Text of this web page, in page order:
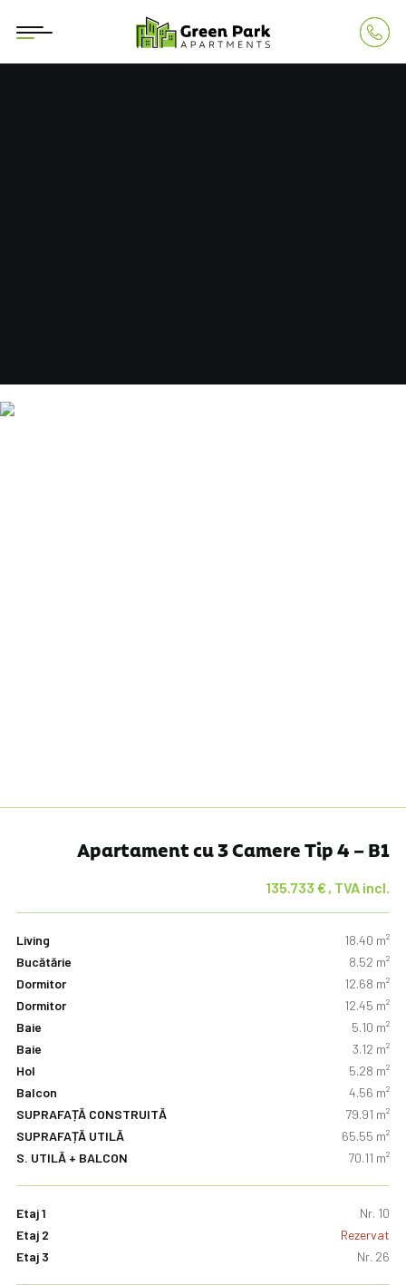
Apartament cu 3 Camere Tip 4 – B1
135.733 €
Living
18.40 m²
Bucătărie
8.52 m²
Dormitor
12.68 m²
Dormitor
12.45 m²
Baie
5.10 m²
Baie
3.12 m²
Hol
5.28 m²
Balcon
4.56 m²
SUPRAFAȚĂ CONSTRUITĂ
79.91 m²
SUPRAFAȚĂ UTILĂ
65.55 m²
S. UTILĂ + BALCON
70.11 m²
Etaj 1
Nr. 10
Etaj 2
Rezervat
Etaj 3
Nr. 26